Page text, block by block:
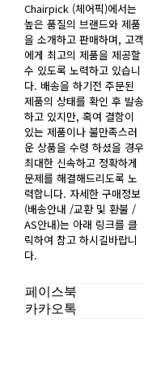
Chairpick (체어픽)에서는
높은 품질의 브랜드와 제품
을 소개하고 판매하며, 고객
에게 최고의 제품을 제공할
수 있도록 노력하고 있습니
다. 배송을 하기전 주문된
제품의 상태를 확인 후 발송
하고 있지만, 혹여 결함이
있는 제품이나 불만족스러
운 상품을 수령 하셨을 경우
최대한 신속하고 정확하게
문제를 해결해드리도록 노
력합니다. 자세한 구매정보
(배송안내 /교환 및 환불 /
AS안내)는 아래 링크를 클
릭하여 참고 하시길바랍니
다.
페이스북
카카오톡